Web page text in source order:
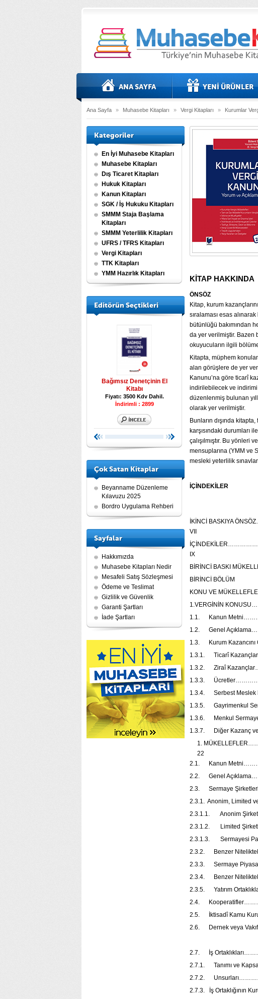
Ana Sayfa » Muhasebe Kitapları » Vergi Kitapları » Kurumlar
Kategoriler
En İyi Muhasebe Kitapları
Muhasebe Kitapları
Dış Ticaret Kitapları
Hukuk Kitapları
Kanun Kitapları
SGK / İş Hukuku Kitapları
SMMM Staja Başlama
Kitapları
SMMM Yeterlilik Kitapları
UFRS / TFRS Kitapları
Vergi Kitapları
TTK Kitapları
YMM Hazırlık Kitapları
Editörün Seçtikleri
Bağımsız Denetçinin El
Kitabı
Fiyatı: 3500 Kdv Dahil.
İndirimli : 2899
Tüm Yönleriyle Kar Dağıtımı
Fiyatı: 1750 Kdv Dahil.
Çok Satan Kitaplar
Beyanname Düzenleme
Kılavuzu 2025
Bordro Uygulama Rehberi
Sayfalar
Hakkımızda
Muhasebe Kitapları Nedir
Mesafeli Satış Sözleşmesi
Ödeme ve Teslimat
Gizlilik ve Güvenlik
Garanti Şartları
İade Şartları
KİTAP HAKKINDA
ÖNSÖZ
Kitap, kurum
sıralaması esas
bütünlüğü bakımından
da yer verilmiştir. Bazen
okuyucuların ilgili
Kitapta, müphem
alan görüşlere de yer
Kanunu’na göre ticarî
indirilebilecek ve
düzenlenmiş bulunan
olarak yer verilmiştir.
Bunların dışında
karşısındaki durumları
çalışılmıştır. Bu yönleri
mensuplarına (YMM ve
mesleki yeterlilik
İÇİNDEKİLER
İKİNCİ
VII
IX
BİRİNCİ BASKI
BİRİNCİ BÖLÜM
KONU VE
1.VERGİNİN
1.1. Kanun
1.2. Genel
1.3. Kurum
1.3.1. Ticarî
1.3.2. Ziraî
1.3.3.
1.3.4. Serbest
1.3.5.
1.3.6. Menkul
1.3.7. Diğer
22
2.1. Kanun
2.2. Genel
2.3. Sermaye
2.3.1. Anonim,
2.3.1.1. Anonim
2.3.1.2. Limited
2.3.1.3. Sermayesi
2.3.2. Benzer
2.3.3. Sermaye
2.3.4. Benzer
2.3.5. Yatırım
2.4.
2.5. İktisadî
2.6. Dernek veya
2.7. İş
2.7.1. Tanımı
2.7.2.
2.7.3. İş Ortaklığının